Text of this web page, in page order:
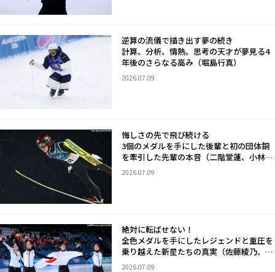
逆算の流儀で描き出す夢の続き
計算、分析、情熱。思考の天才が夢見る4
年後のさらなる高み（堀島行真）
2026.07.09
悔しさの先で飛び続ける
3個のメダルを手にした後輩と初の団体銅
を牽引した先輩の本音（二階堂蓮、小林陵
侑）
2026.07.09
絶対に転ばせない！
全色メダルを手にしたレジェンドと重圧を
乗り越えた新星たちの真実（佐藤綾乃、野
明花菜、堀川桃香）
2026.07.09